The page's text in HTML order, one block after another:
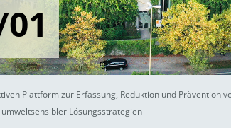
Plattform zur Erfassung, Reduktion und Prävention
Lösungsstrategien